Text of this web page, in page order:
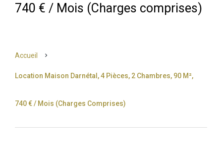
740 € / Mois (Charges comprises)
Accueil
Location Maison Darnétal, 4 Pièces, 2 Chambres, 90 M²,
740 € / Mois (Charges Comprises)